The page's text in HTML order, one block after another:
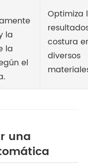
la
la
el
Optimiza
costura
diversos
una